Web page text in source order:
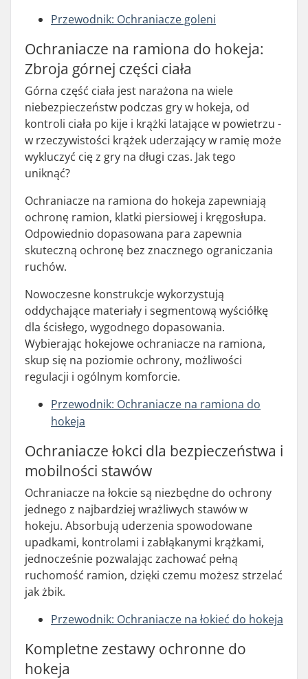
Przewodnik: Ochraniacze goleni
Ochraniacze na ramiona do hokeja:
Zbroja górnej części ciała
Górna część ciała jest narażona na wiele
niebezpieczeństw podczas gry w hokeja, od
kontroli ciała po kije i krążki latające w powietrzu -
w rzeczywistości krążek uderzający w ramię może
wykluczyć cię z gry na długi czas. Jak tego
uniknąć?
Ochraniacze na ramiona do hokeja zapewniają
ochronę ramion, klatki piersiowej i kręgosłupa.
Odpowiednio dopasowana para zapewnia
skuteczną ochronę bez znacznego ograniczania
ruchów.
Nowoczesne konstrukcje wykorzystują
oddychające materiały i segmentową wyściółkę
dla ścisłego, wygodnego dopasowania.
Wybierając hokejowe ochraniacze na ramiona,
skup się na poziomie ochrony, możliwości
regulacji i ogólnym komforcie.
Przewodnik: Ochraniacze na ramiona do
hokeja
Ochraniacze łokci dla bezpieczeństwa i
mobilności stawów
Ochraniacze na łokcie są niezbędne do ochrony
jednego z najbardziej wrażliwych stawów w
hokeju. Absorbują uderzenia spowodowane
upadkami, kontrolami i zabłąkanymi krążkami,
jednocześnie pozwalając zachować pełną
ruchomość ramion, dzięki czemu możesz strzelać
jak żbik.
Przewodnik: Ochraniacze na łokieć do hokeja
Kompletne zestawy ochronne do
hokeja